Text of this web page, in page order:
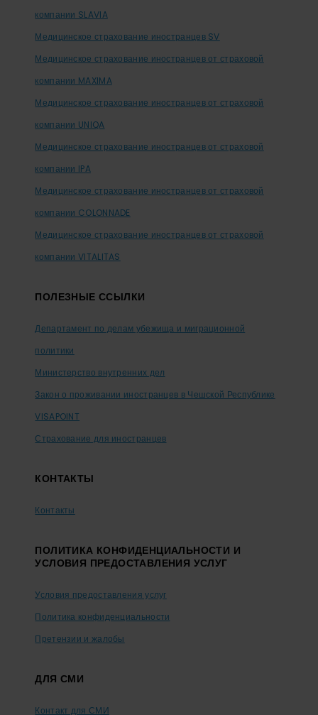
компании SLAVIA
Медицинское страхование иностранцев SV
Медицинское страхование иностранцев от страховой
компании MAXIMA
Медицинское страхование иностранцев от страховой
компании UNIQA
Медицинское страхование иностранцев от страховой
компании IPA
Медицинское страхование иностранцев от страховой
компании COLONNADE
Медицинское страхование иностранцев от страховой
компании VITALITAS
ПОЛЕЗНЫЕ ССЫЛКИ
Департамент по делам убежища и миграционной
политики
Министерство внутренних дел
Закон о проживании иностранцев в Чешской Республике
VISAPOINT
Страхование для иностранцев
КОНТАКТЫ
Контакты
ПОЛИТИКА КОНФИДЕНЦИАЛЬНОСТИ И
УСЛОВИЯ ПРЕДОСТАВЛЕНИЯ УСЛУГ
Условия предоставления услуг
Политика конфиденциальности
Претензии и жалобы
ДЛЯ СМИ
Контакт для СМИ